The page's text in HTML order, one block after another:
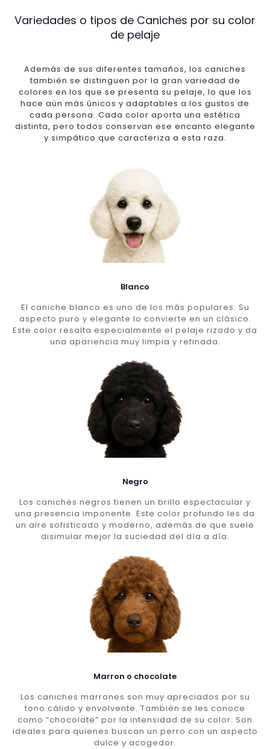
Variedades o tipos de Caniches por su color
de pelaje
Además de sus diferentes tamaños, los caniches
también se distinguen por la gran variedad de
colores en los que se presenta su pelaje, lo que los
hace aún más únicos y adaptables a los gustos de
cada persona. Cada color aporta una estética
distinta, pero todos conservan ese encanto elegante
y simpático que caracteriza a esta raza.
Blanco
El caniche blanco es uno de los más populares. Su
aspecto puro y elegante lo convierte en un clásico.
Este color resalta especialmente el pelaje rizado y da
una apariencia muy limpia y refinada.
Negro
Los caniches negros tienen un brillo espectacular y
una presencia imponente. Este color profundo les da
un aire sofisticado y moderno, además de que suele
disimular mejor la suciedad del día a día.
Marron o chocolate
Los caniches marrones son muy apreciados por su
tono cálido y envolvente. También se les conoce
como “chocolate” por la intensidad de su color. Son
ideales para quienes buscan un perro con un aspecto
dulce y acogedor.